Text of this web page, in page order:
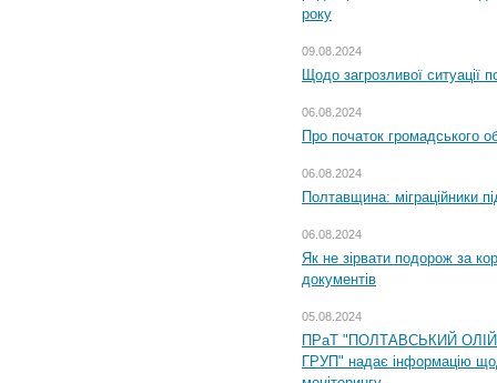
року
09.08.2024
Щодо загрозливої ситуації
06.08.2024
Про початок громадського
06.08.2024
Полтавщина: міграційники
06.08.2024
Як не зірвати подорож за
документів
05.08.2024
ПРаТ "ПОЛТАВСЬКИЙ
ГРУП" надає інформацію